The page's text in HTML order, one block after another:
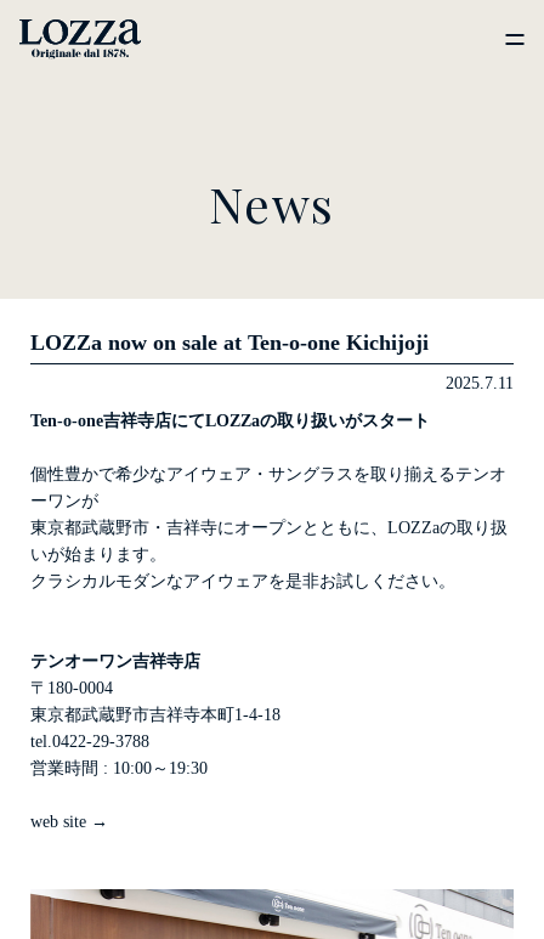
News
LOZZa now on sale at Ten-o-one Kichijoji
2025.7.11
Ten-o-one吉祥寺店にてLOZZaの取り扱いがスタート
個性豊かで希少なアイウェア・サングラスを取り揃えるテンオ
ーワンが
東京都武蔵野市・吉祥寺にオープンとともに、LOZZaの取り扱
いが始まります。
クラシカルモダンなアイウェアを是非お試しください。
テンオーワン吉祥寺店
〒180-0004
東京都武蔵野市吉祥寺本町1-4-18
tel.0422-29-3788
営業時間 : 10:00～19:30
web site →